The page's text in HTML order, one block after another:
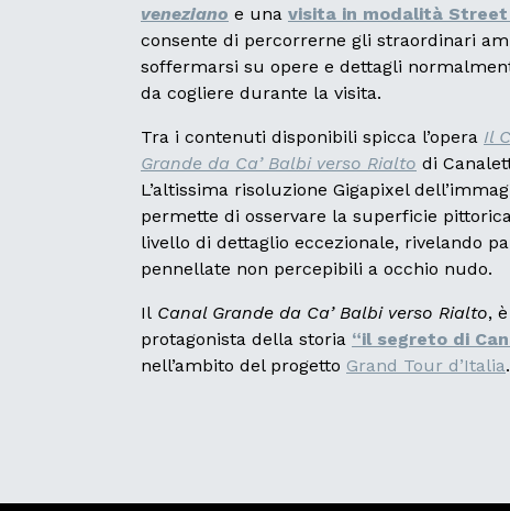
veneziano e una visita in modalità Street
consente di percorrerne gli straordinari
soffermarsi su opere e dettagli
da cogliere durante la visita.
Tra i contenuti disponibili spicca l’opera Il
Grande da Ca’ Balbi verso Rialto di
L’altissima risoluzione Gigapixel
permette di osservare la superficie
livello di dettaglio eccezionale, rivelando
pennellate non percepibili a occhio nudo.
Il Canal Grande da Ca’ Balbi verso Rialto,
protagonista della storia “il segreto di
nell’ambito del progetto Grand Tour d’Italia.